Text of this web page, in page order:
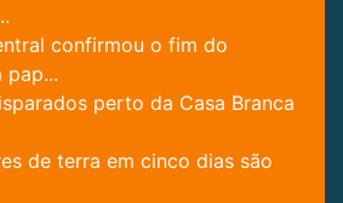
confirmou o fim do
pap...
perto da Casa Branca
de terra em cinco dias são